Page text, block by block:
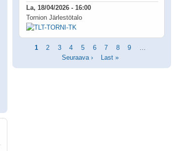
La, 18/04/2026 - 16:00
Tornion Järlestötalo
SivutusTämänhetkinen
1 Sivu
2 Sivu
3 Sivu
4 Sivu
5 Sivu
6 Sivu
7 Sivu
8 Sivu
9 …
Seuraava ›
Viimeinen
sivu
Last »